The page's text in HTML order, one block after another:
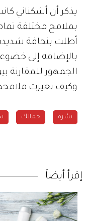
يذكر أن أشكناني
بملامح مختلفة
أطلت بنحافة
بالإضافة إلى
الجمهور للمقارنة
وكيف تغيرت
بشرة جمالك
إقرأ أيضاً